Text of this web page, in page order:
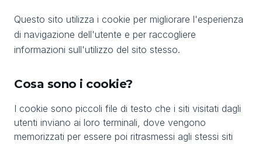
Questo sito utilizza i cookie per migliorare l'esperienza
di navigazione dell'utente e per raccogliere
informazioni sull'utilizzo del sito stesso.
Cosa sono i cookie?
I cookie sono piccoli file di testo che i siti visitati dagli
utenti inviano ai loro terminali, dove vengono
memorizzati per essere poi ritrasmessi agli stessi siti